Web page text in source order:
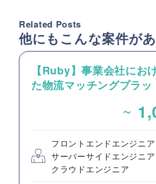
Related Posts
他にもこんな案件が
【Ruby】事業会社にお
た物流マッチングプラ
~
フロントエンドエンジニア
サーバーサイドエンジニア
クラウドエンジニア